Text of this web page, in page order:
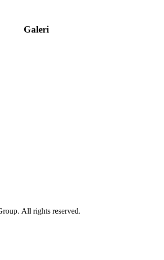
Galeri
All rights reserved.